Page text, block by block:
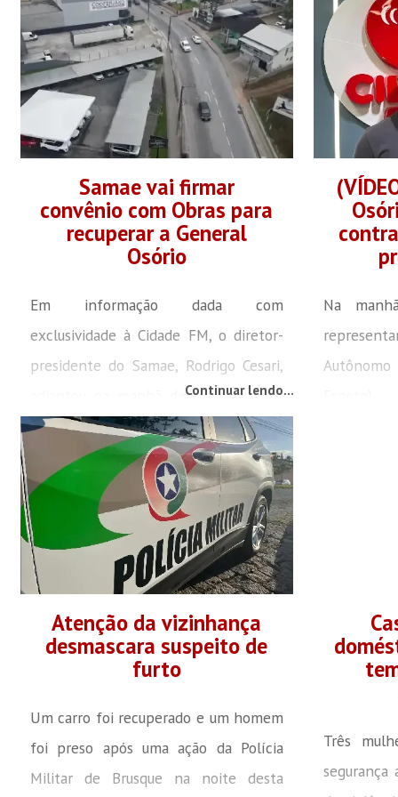
gestão pública. O secretário de
Relações Institucionais, Rodrigo Cesari,
foi nomeado para assumir a direção-
presidência do Serviço Autônomo
Municipal de...
emissões
diferentes
emissões,
Samae vai firmar
convênio com Obras para
recuperar a General
Osório
Em informação dada com
exclusividade à Cidade FM, o diretor-
presidente do Samae, Rodrigo Cesari,
adiantou na manhã desta sexta-feira
(19) que a solução para o impasse da
Rua General Osório será diferente do
que vinha sendo projetado. Em vez de
contratar a segunda colocada da
licitação, a autarquia vai repassar o
serviço diretamente para a Secretaria
convênio, eu vou...
Continuar lendo...
Na
serviço
Atenção da vizinhança
desmascara suspeito de
furto
Um carro foi recuperado e um homem
foi preso após uma ação da Polícia
Militar de Brusque na noite desta
Três
segurança